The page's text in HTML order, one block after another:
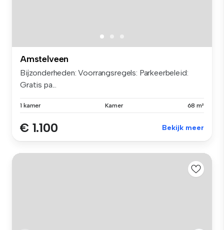
Amstelveen
Bijzonderheden: Voorrangsregels: Parkeerbeleid:
Gratis pa...
1 kamer Kamer 68 m²
€ 1.100 Bekijk meer